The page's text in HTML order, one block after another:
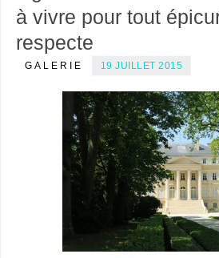
à vivre pour tout
respecte
GALERIE 19 JUILLET 2015